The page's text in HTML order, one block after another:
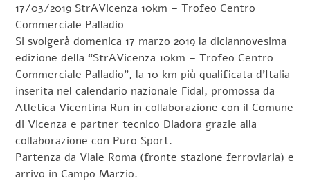
17/03/2019 StrAVicenza 10km – Trofeo Centro
Commerciale Palladio
Si svolgerà domenica 17 marzo 2019 la diciannovesima
edizione della “StrAVicenza 10km – Trofeo Centro
Commerciale Palladio”, la 10 km più qualificata d’Italia
inserita nel calendario nazionale Fidal, promossa da
Atletica Vicentina Run in collaborazione con il Comune
di Vicenza e partner tecnico Diadora grazie alla
collaborazione con Puro Sport.
Partenza da Viale Roma (fronte stazione ferroviaria) e
arrivo in Campo Marzio.